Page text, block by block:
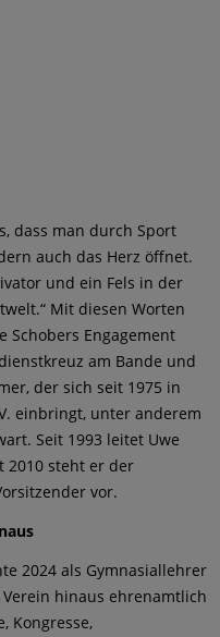
dass man durch Sport
auch das Herz öffnet.
und ein Fels in der
Mit diesen Worten
Schobers Engagement
am Bande und
der sich seit 1975 in
einbringt, unter anderem
Seit 1993 leitet Uwe
2010 steht er der
vor.
2024 als Gymnasiallehrer
hinaus ehrenamtlich
Kongresse,